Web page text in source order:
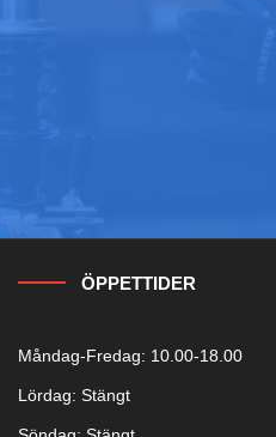
ÖPPETTIDER
Måndag-Fredag: 10.00-18.00
Lördag: Stängt